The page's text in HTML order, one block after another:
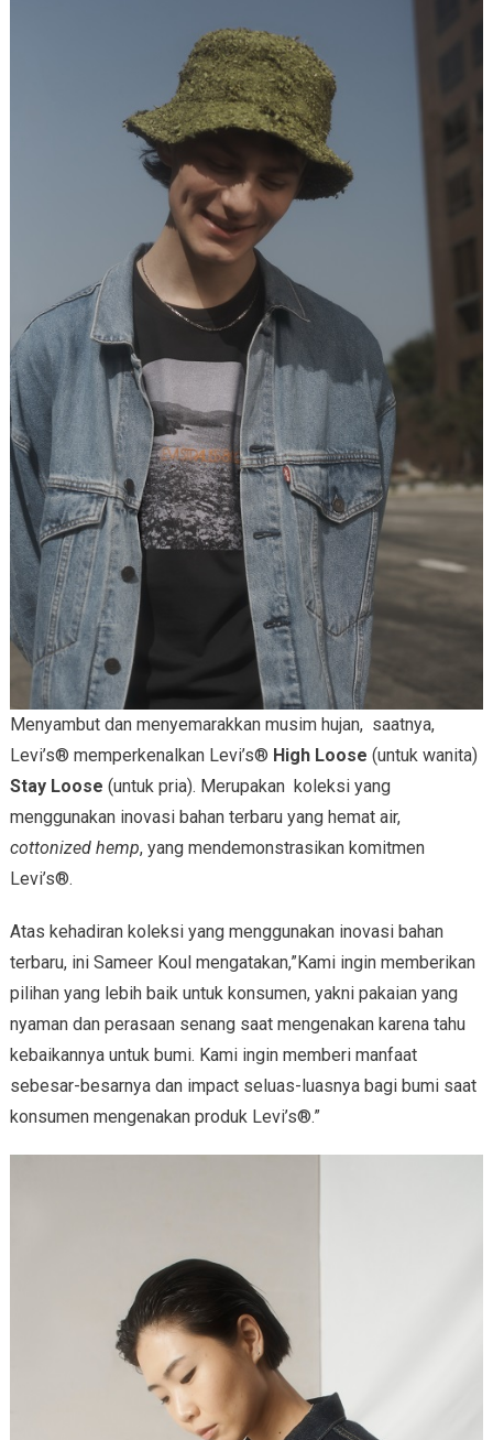
Menyambut dan menyemarakkan musim hujan, saatnya,
Levi’s® memperkenalkan Levi’s® High Loose (untuk wanita)
Stay Loose (untuk pria). Merupakan koleksi yang
menggunakan inovasi bahan terbaru yang hemat air,
cottonized hemp, yang mendemonstrasikan komitmen
Levi’s®.
Atas kehadiran koleksi yang menggunakan inovasi bahan
terbaru, ini Sameer Koul mengatakan,”Kami ingin memberikan
pilihan yang lebih baik untuk konsumen, yakni pakaian yang
nyaman dan perasaan senang saat mengenakan karena tahu
kebaikannya untuk bumi. Kami ingin memberi manfaat
sebesar-besarnya dan impact seluas-luasnya bagi bumi saat
konsumen mengenakan produk Levi’s®.”